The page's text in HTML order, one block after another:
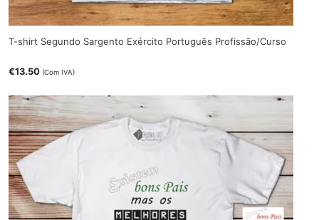
T-shirt Segundo Sargento Exército Português Profissão/Curso
€13.50 (Com IVA)